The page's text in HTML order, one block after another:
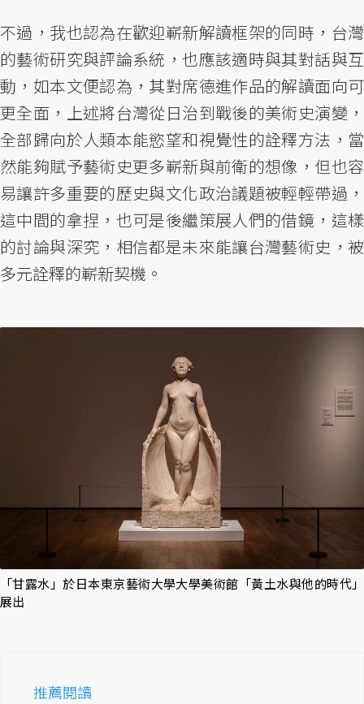
不過，我也認為在歡迎嶄新解讀框架的同時，台灣
的藝術研究與評論系統，也應該適時與其對話與互
動，如本文便認為，其對席德進作品的解讀面向可
更全面，上述將台灣從日治到戰後的美術史演變，
全部歸向於人類本能慾望和視覺性的詮釋方法，當
然能夠賦予藝術史更多嶄新與前衛的想像，但也容
易讓許多重要的歷史與文化政治議題被輕輕帶過，
這中間的拿捏，也可是後繼策展人們的借鏡，這樣
的討論與深究，相信都是未來能讓台灣藝術史，被
多元詮釋的嶄新契機。
「甘露水」於日本東京藝術大學大學美術館「黃土水與他的時代」
展出
推薦閱讀